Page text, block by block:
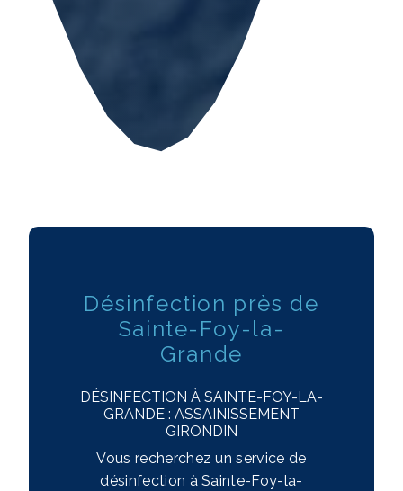
Désinfection près de
Sainte-Foy-la-
Grande
DÉSINFECTION À SAINTE-FOY-LA-
GRANDE : ASSAINISSEMENT
GIRONDIN
Vous recherchez un service de
désinfection à Sainte-Foy-la-